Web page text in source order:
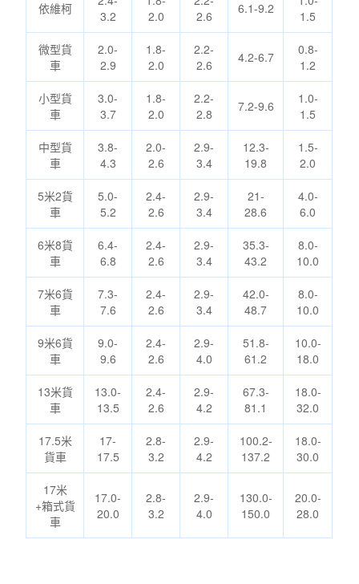
依維柯
3.2
2.0
2.6
6.1-9.2
1.5
微型貨
車
2.0-
2.9
1.8-
2.0
2.2-
2.6
4.2-6.7
0.8-
1.2
小型貨
車
3.0-
3.7
1.8-
2.0
2.2-
2.8
7.2-9.6
1.0-
1.5
中型貨
車
3.8-
4.3
2.0-
2.6
2.9-
3.4
12.3-
19.8
1.5-
2.0
5米2貨
車
5.0-
5.2
2.4-
2.6
2.9-
3.4
21-
28.6
4.0-
6.0
6米8貨
車
6.4-
6.8
2.4-
2.6
2.9-
3.4
35.3-
43.2
8.0-
10.0
7米6貨
車
7.3-
7.6
2.4-
2.6
2.9-
3.4
42.0-
48.7
8.0-
10.0
9米6貨
車
9.0-
9.6
2.4-
2.6
2.9-
4.0
51.8-
61.2
10.0-
18.0
13米貨
車
13.0-
13.5
2.4-
2.6
2.9-
4.2
67.3-
81.1
18.0-
32.0
17.5米
貨車
17-
17.5
2.8-
3.2
2.9-
4.2
100.2-
137.2
18.0-
30.0
17米
+箱式貨
車
17.0-
20.0
2.8-
3.2
2.9-
4.0
130.0-
150.0
20.0-
28.0